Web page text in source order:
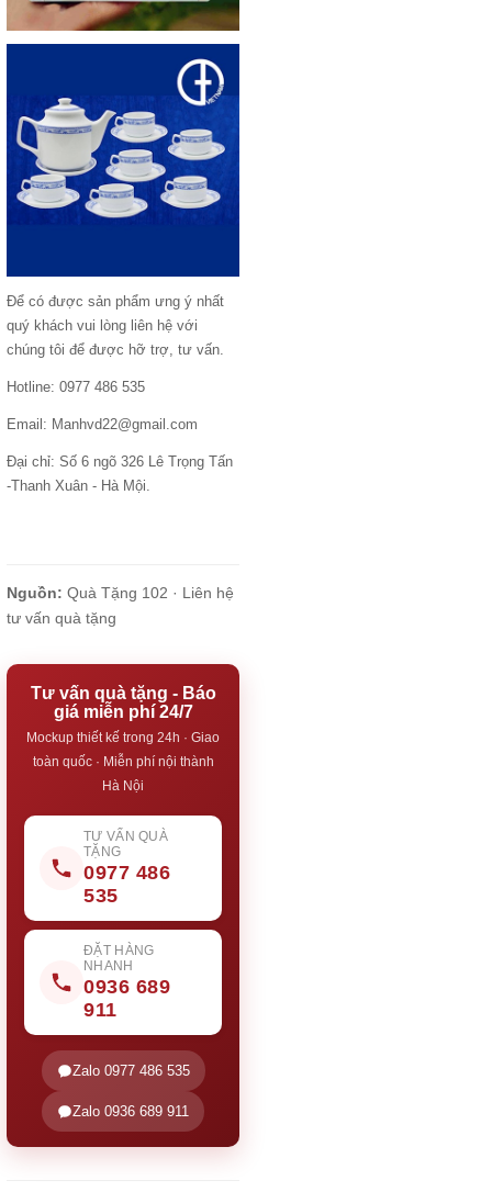
Để có được sản phẩm ưng ý nhất
quý khách vui lòng liên hệ với
chúng tôi để được hỡ trợ, tư vấn.
Hotline: 0977 486 535
Email: Manhvd22@gmail.com
Đại chỉ: Số 6 ngõ 326 Lê Trọng Tấn
-Thanh Xuân - Hà Mội.
Nguồn: Quà Tặng 102 · Liên hệ
tư vấn quà tặng
Tư vấn quà tặng - Báo
giá miễn phí 24/7
Mockup thiết kế trong 24h · Giao
toàn quốc · Miễn phí nội thành
Hà Nội
TƯ VẤN QUÀ
TẶNG
0977 486
535
ĐẶT HÀNG
NHANH
0936 689
911
Zalo 0977 486 535
Zalo 0936 689 911